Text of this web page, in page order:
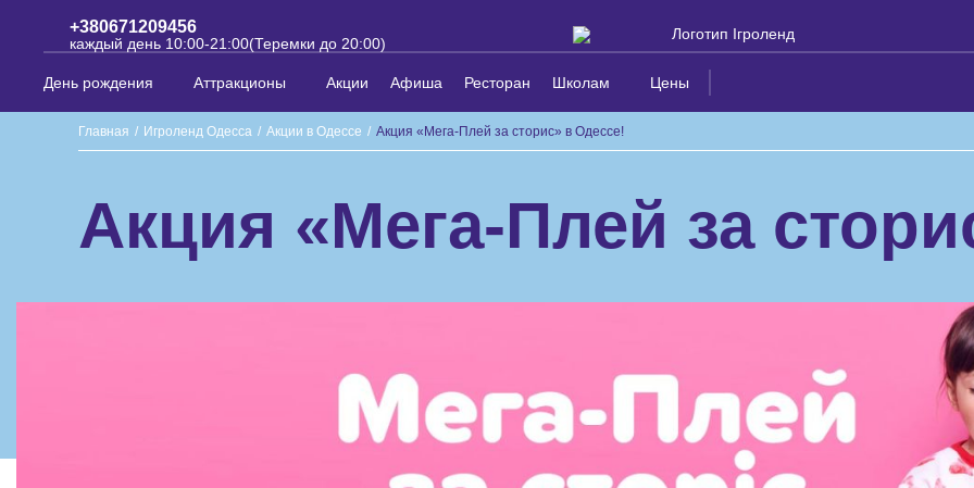
+380671209456
каждый день 10:00-21:00(Теремки до 20:00)
День рождения Аттракционы Акции Афиша Ресторан Школам Цены
Главная / Игроленд Одесса / Акции в Одессе / Акция «Мега-Плей за сторис» в Одессе!
Акция «Мега-Плей за